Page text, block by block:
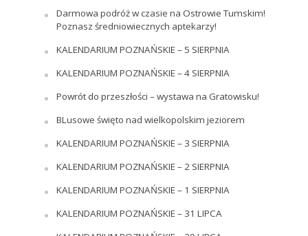
Darmowa podróż w czasie na Ostrowie Tumskim!
Poznasz średniowiecznych aptekarzy!
KALENDARIUM POZNAŃSKIE – 5 SIERPNIA
KALENDARIUM POZNAŃSKIE – 4 SIERPNIA
Powrót do przeszłości – wystawa na Gratowisku!
BLusowe święto nad wielkopolskim jeziorem
KALENDARIUM POZNAŃSKIE – 3 SIERPNIA
KALENDARIUM POZNAŃSKIE – 2 SIERPNIA
KALENDARIUM POZNAŃSKIE – 1 SIERPNIA
KALENDARIUM POZNAŃSKIE – 31 LIPCA